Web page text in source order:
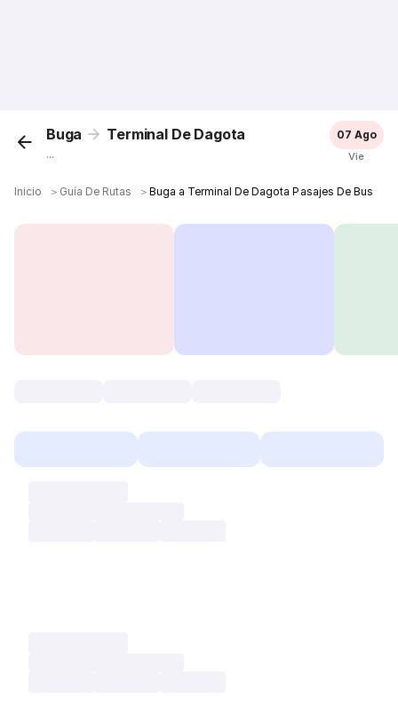
Buga Terminal De Dagota
...
07 Ago
Vie
Inicio ＞ Guía De Rutas ＞Buga a Terminal De Dagota Pasajes De Bus